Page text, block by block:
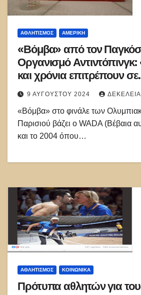
ΑΘΛΗΤΙΣΜΌΣ ΑΜΕΡΙΚΉ
«Βόμβα» από τον
Οργανισμό
και χρόνια επιτρέπουν σε
ντοπαρισμένους αθλητές
αγωνίζονται»
9 ΑΥΓΟΎΣΤΟΥ 2024 ΔΕΚΈΛΕΙΑ
«Βόμβα» στο φινάλε των
Παρισιού βάζει ο WADA (Βέβαια
και το 2004 όπου…
ΑΘΛΗΤΙΣΜΌΣ ΚΟΙΝΩΝΙΚΑ
Πρότυπα αθλητών για